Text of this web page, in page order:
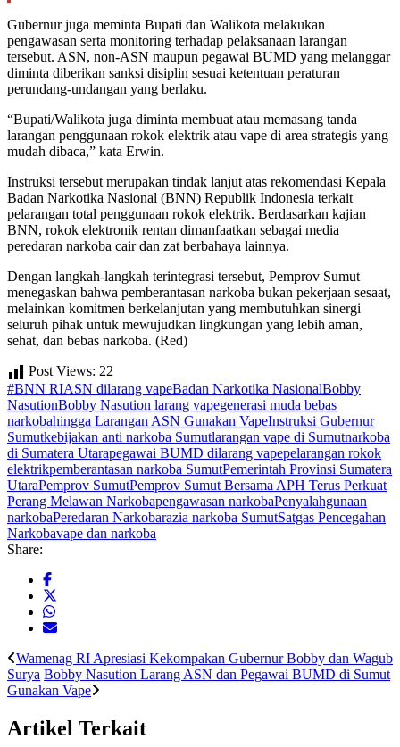
Gubernur juga meminta Bupati dan Walikota melakukan
pengawasan serta monitoring terhadap pelaksanaan larangan
tersebut. ASN, non-ASN maupun pegawai BUMD yang melanggar
diminta diberikan sanksi disiplin sesuai ketentuan peraturan
perundang-undangan yang berlaku.
“Bupati/Walikota juga diminta membuat atau memasang tanda
larangan penggunaan rokok elektrik atau vape di area strategis yang
mudah dibaca,” kata Erwin.
Instruksi tersebut merupakan tindak lanjut atas rekomendasi Kepala
Badan Narkotika Nasional (BNN) Republik Indonesia terkait
pelarangan total penggunaan rokok elektrik. Berdasarkan kajian
BNN, rokok elektronik rentan dimanfaatkan sebagai media
peredaran narkoba cair dan zat berbahaya lainnya.
Dengan langkah-langkah terintegrasi tersebut, Pemprov Sumut
menegaskan bahwa pemberantasan narkoba bukan pekerjaan sesaat,
melainkan komitmen berkelanjutan yang membutuhkan sinergi
seluruh pihak untuk mewujudkan lingkungan yang lebih aman,
sehat, dan bebas narkoba. (Red)
Post Views: 22
#BNN RIASN dilarang vapeBadan Narkotika NasionalBobby
NasutionBobby Nasution larang vapegenerasi muda bebas
narkobahingga Larangan ASN Gunakan VapeInstruksi Gubernur
Sumutkebijakan anti narkoba Sumutlarangan vape di Sumutnarkoba
di Sumatera Utarapegawai BUMD dilarang vapepelarangan rokok
elektrikpemberantasan narkoba SumutPemerintah Provinsi Sumatera
UtaraPemprov SumutPemprov Sumut Bersama APH Terus Perkuat
Perang Melawan Narkobapengawasan narkobaPenyalahgunaan
narkobaPeredaran Narkobarazia narkoba SumutSatgas Pencegahan
Narkobavape dan narkoba
Share:
Wamenag RI Apresiasi Kekompakan Gubernur Bobby dan Wagub
Surya Bobby Nasution Larang ASN dan Pegawai BUMD di Sumut
Gunakan Vape
Artikel Terkait